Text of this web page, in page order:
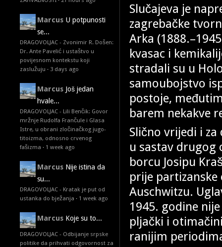
Marcus U potpunosti
se...
DRAGOVOLJAC - Zvonimir R. Došen:
Dr. Ante Pavelić i ustaštvo u
povijesnom kontekstu koji
zaslužuju · 3 days ago
Marcus Još jedan
hvale...
DRAGOVOLJAC - Lili Benčik: Govor
mržnje Rudolfa Frančule i Glasa
Istre, u obrani zločinačkog jugo-
titoizma, odnosno crvenog
fašizma · 1 week ago
Marcus Nije istina da
su...
DRAGOVOLJAC - Kratak je put od
ustanka do bježanja · 1 week ago
Marcus Koje su to...
DRAGOVOLJAC - Odbijanje srpske
politike da prihvati odgovornost za
Slučajeva je
zagrebačke
Arka
kvasac i
stradali su u
samoubojstvo
postoje,
barem nekakve
Slično vrijedi i
u sastav drugog
borcu Josipu
prije
Auschwitzu.
1945. godine
pljački i
ranijim